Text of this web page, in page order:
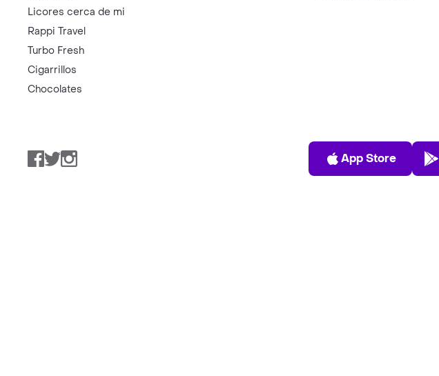
Licores cerca de mi
Rappi Travel
Turbo Fresh
Cigarrillos
Chocolates
Facebook
TwitterInstagram
App Store
App Store